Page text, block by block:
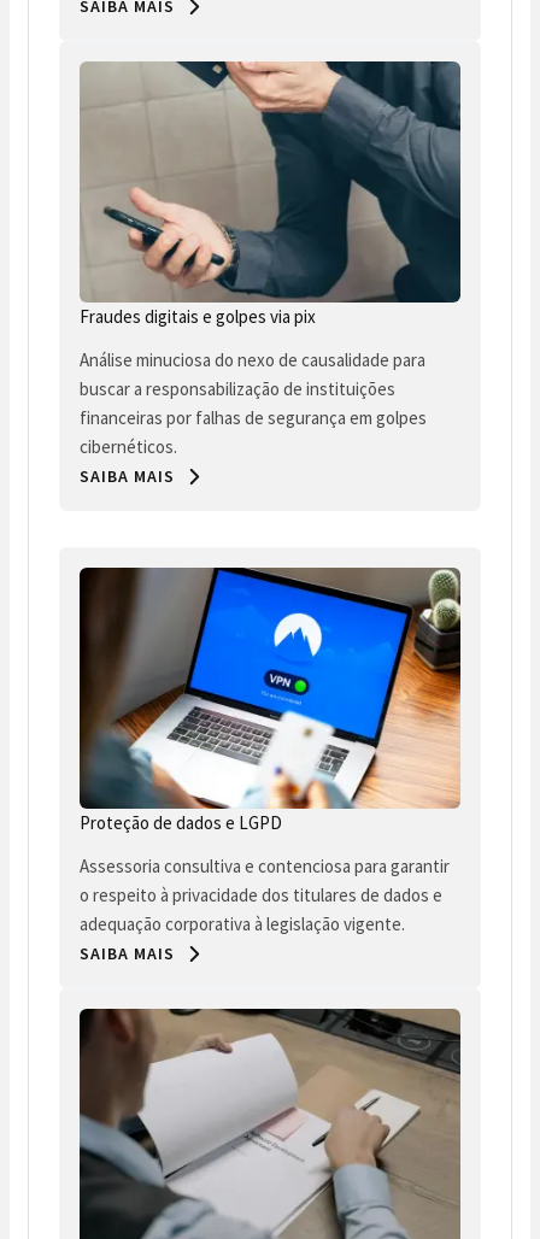
SAIBA MAIS
Fraudes digitais e golpes via pix
Análise minuciosa do nexo de causalidade para
buscar a responsabilização de instituições
financeiras por falhas de segurança em golpes
cibernéticos.
SAIBA MAIS
Proteção de dados e LGPD
Assessoria consultiva e contenciosa para garantir
o respeito à privacidade dos titulares de dados e
adequação corporativa à legislação vigente.
SAIBA MAIS